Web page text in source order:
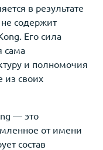
в результате
содержит
Его сила
сама
и полномочия
из своих
— это
от имени
состав